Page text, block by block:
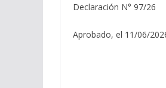
Declaración N° 97/26
Aprobado, el 11/06/